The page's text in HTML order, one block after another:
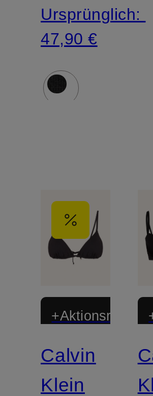
Ursprünglich:
47,90 €
+Aktionsrabatt
Mix &
Match
Calvin
Klein